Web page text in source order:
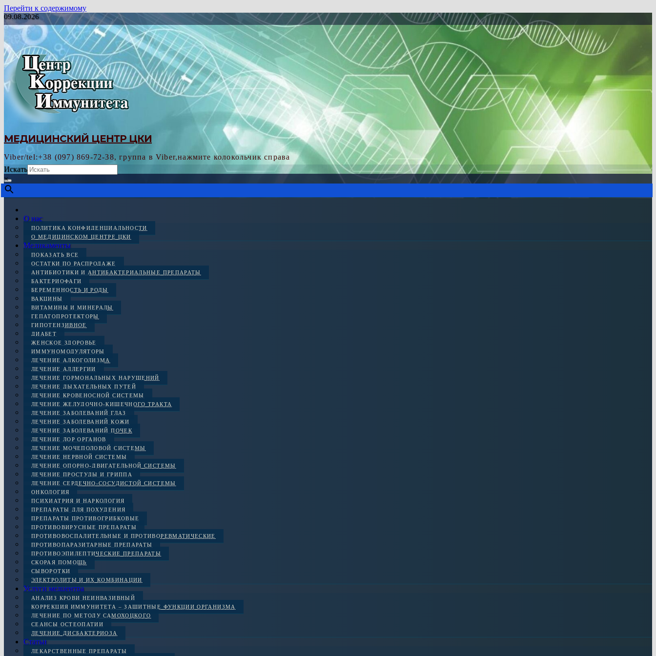
Перейти к содержимому
09.08.2026
МЕДИЦИНСКИЙ ЦЕНТР ЦКИ
Viber/tel:+38 (097) 869-72-38, группа в Viber,нажмите колокольчик справа
Искать
×
О нас
ПОЛИТИКА КОНФИДЕНЦИАЛЬНОСТИ
О МЕДИЦИНСКОМ ЦЕНТРЕ ЦКИ
Медикаменты
ПОКАЗАТЬ ВСЕ
ОСТАТКИ ПО РАСПРОДАЖЕ
АНТИБИОТИКИ И АНТИБАКТЕРИАЛЬНЫЕ ПРЕПАРАТЫ
БАКТЕРИОФАГИ
БЕРЕМЕННОСТЬ И РОДЫ
ВАКЦИНЫ
ВИТАМИНЫ И МИНЕРАЛЫ
ГЕПАТОПРОТЕКТОРЫ
ГИПОТЕНЗИВНОЕ
ДИАБЕТ
ЖЕНСКОЕ ЗДОРОВЬЕ
ИММУНОМОДУЛЯТОРЫ
ЛЕЧЕНИЕ АЛКОГОЛИЗМА
ЛЕЧЕНИЕ АЛЛЕРГИИ
ЛЕЧЕНИЕ ГОРМОНАЛЬНЫХ НАРУШЕНИЙ
ЛЕЧЕНИЕ ДЫХАТЕЛЬНЫХ ПУТЕЙ
ЛЕЧЕНИЕ КРОВЕНОСНОЙ СИСТЕМЫ
ЛЕЧЕНИЕ ЖЕЛУДОЧНО-КИШЕЧНОГО ТРАКТА
ЛЕЧЕНИЕ ЗАБОЛЕВАНИЙ ГЛАЗ
ЛЕЧЕНИЕ ЗАБОЛЕВАНИЙ КОЖИ
ЛЕЧЕНИЕ ЗАБОЛЕВАНИЙ ПОЧЕК
ЛЕЧЕНИЕ ЛОР ОРГАНОВ
ЛЕЧЕНИЕ МОЧЕПОЛОВОЙ СИСТЕМЫ
ЛЕЧЕНИЕ НЕРВНОЙ СИСТЕМЫ
ЛЕЧЕНИЕ ОПОРНО-ДВИГАТЕЛЬНОЙ СИСТЕМЫ
ЛЕЧЕНИЕ ПРОСТУДЫ И ГРИППА
ЛЕЧЕНИЕ СЕРДЕЧНО-СОСУДИСТОЙ СИСТЕМЫ
ОНКОЛОГИЯ
ПСИХИАТРИЯ И НАРКОЛОГИЯ
ПРЕПАРАТЫ ДЛЯ ПОХУДЕНИЯ
ПРЕПАРАТЫ ПРОТИВОГРИБКОВЫЕ
ПРОТИВОВИРУСНЫЕ ПРЕПАРАТЫ
ПРОТИВОВОСПАЛИТЕЛЬНЫЕ И ПРОТИВОРЕВМАТИЧЕСКИЕ
ПРОТИВОПАРАЗИТАРНЫЕ ПРЕПАРАТЫ
ПРОТИВОЭПИЛЕПТИЧЕСКИЕ ПРЕПАРАТЫ
СКОРАЯ ПОМОЩЬ
СЫВОРОТКИ
ЭЛЕКТРОЛИТЫ И ИХ КОМБИНАЦИИ
Услуги медцентра
АНАЛИЗ КРОВИ НЕИНВАЗИВНЫЙ
КОРРЕКЦИЯ ИММУНИТЕТА – ЗАЩИТНЫЕ ФУНКЦИИ ОРГАНИЗМА
ЛЕЧЕНИЕ ПО МЕТОДУ САМОХОЦКОГО
СЕАНСЫ ОСТЕОПАТИИ
ЛЕЧЕНИЕ ДИСБАКТЕРИОЗА
Статьи
ЛЕКАРСТВЕННЫЕ ПРЕПАРАТЫ